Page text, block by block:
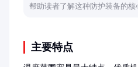
帮助读者了解这种防护装备的
主要特点